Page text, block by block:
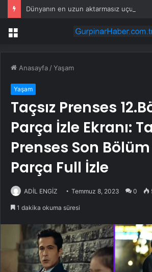
Menü
Anasayfa /Yaşam
Yaşam
Taçsız Prenses
Parça İzle Ekranı:
Prenses Son
Parça Full İzle
ADİL ENGİZ Temmuz 8, 2023 0
1 dakika okuma süresi